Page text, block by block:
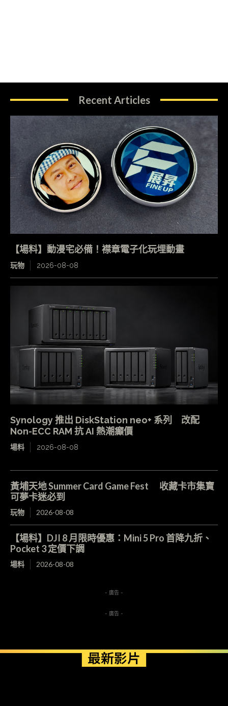
Recent Articles
【場料】動漫宅必備！襟章電子化玩埋動畫
玩物 2026-08-08
Synology 推出 DiskStation neo+ 系列 改配
Non-ECC RAM 抗 AI 熱潮癲價
場料 2026-08-08
黃埔天地 Summer Card Game Fest 收藏卡市集寶
可夢卡迷必到
玩物 2026-08-08
【場料】DJI 8 月限時優惠：Mini 5 Pro 首降九折、
Pocket 3 定價下調
場料 2026-08-08
- 廣告 -
- 廣告 -
最新影片